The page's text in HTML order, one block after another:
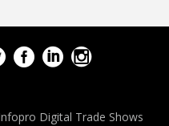
Digital Trade Shows